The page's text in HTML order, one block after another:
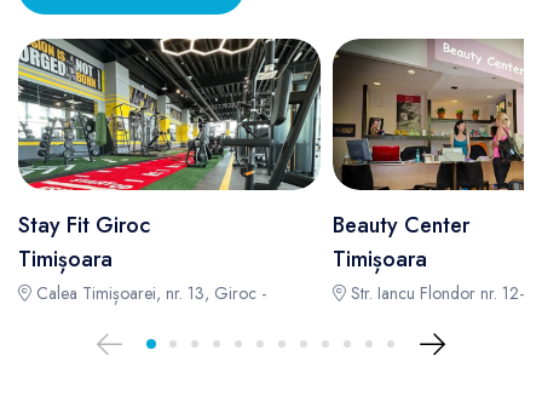
Stay Fit Giroc
Timișoara
Calea Timișoarei, nr. 13, Giroc -
Beauty Center
Timișoara
Str. Iancu Flondor nr. 12-